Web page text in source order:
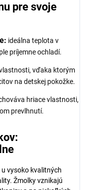
pre svoje
ideálna teplota v
príjemne ochladí.
vďaka ktorým
na detskej pokožke.
hriace vlastnosti,
prevlhnutí.
vysoko kvalitných
Žmolky vznikajú